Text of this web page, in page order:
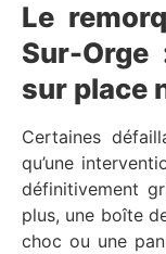
Le
Sur-Orge
sur place
Certaines
qu’une
définitivement
plus, une boîte
choc ou une